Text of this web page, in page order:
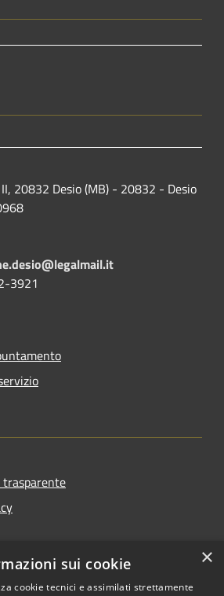
20832 Desio (MB) - 20832 - Desio
3921
×
sui cookie
cookie tecnici e assimilati strettamente